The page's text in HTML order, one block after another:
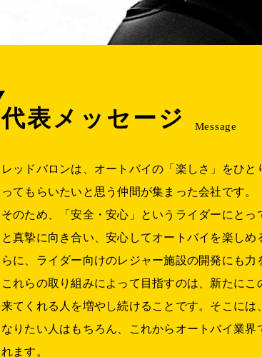
代表メッセージ Message
レッドバロンは、オートバイの「楽しさ」をひと
ってもらいたいと思う仲間が集まった会社です。
そのため、「安全・安心」というライダーにとっ
と真摯に向き合い、安心してオートバイを楽しめ
らに、ライダー向けのレジャー施設の開発にも力
これらの取り組みによって目指すのは、新たにこ
来てくれる人を増やし続けることです。そこには
なりたい人はもちろん、これからオートバイ業界
れます。